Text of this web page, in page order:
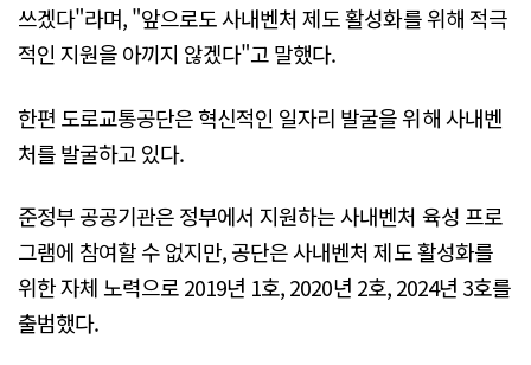
쓰겠다"라며, "앞으로도 사내벤처 제도 활성화를 위해 적극
적인 지원을 아끼지 않겠다"고 말했다.
한편 도로교통공단은 혁신적인 일자리 발굴을 위해 사내벤
처를 발굴하고 있다.
준정부 공공기관은 정부에서 지원하는 사내벤처 육성 프로
그램에 참여할 수 없지만, 공단은 사내벤처 제도 활성화를
위한 자체 노력으로 2019년 1호, 2020년 2호, 2024년 3호를
출범했다.